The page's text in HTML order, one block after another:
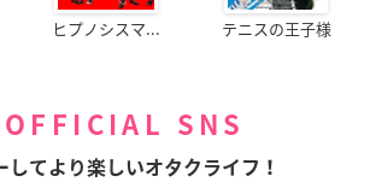
ヒプノシスマ... テニスの王子様
OFFICIAL SNS
してより楽しいオタクライフ！